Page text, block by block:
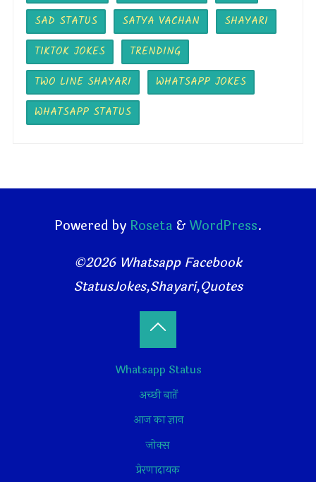
SAD STATUS
SATYA VACHAN
SHAYARI
TIKTOK JOKES
TRENDING
TWO LINE SHAYARI
WHATSAPP JOKES
WHATSAPP STATUS
Powered byRoseta & WordPress.
©2026 Whatsapp Facebook
StatusJokes,Shayari,Quotes
Whatsapp Status
अच्छी बातें
आज का ज्ञान
जोक्स
प्रेरणादायक
Back
to
Top